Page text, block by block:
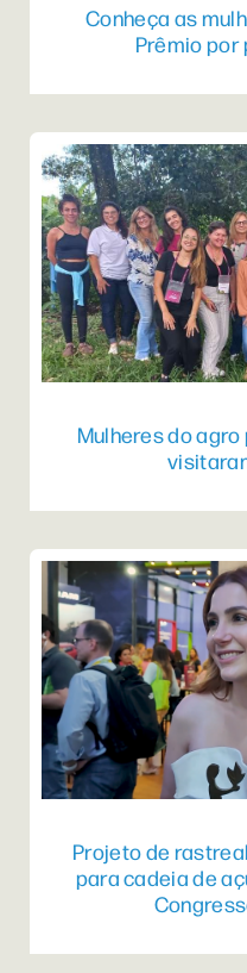
Conheça as
Prêmio por
Mulheres do
Projeto de
para cadeia de